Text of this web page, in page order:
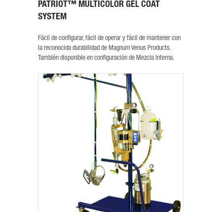
PATRIOT™ MULTICOLOR GEL COAT
SYSTEM
Fácil de configurar, fácil de operar y fácil de mantener con
la reconocida durabilidad de Magnum Venus Products.
También disponible en configuración de Mezcla Interna.